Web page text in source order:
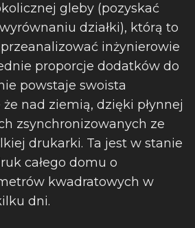
gleby (pozyskać
działki), którą to
inżynierowie
proporcje dodatków do
powstaje swoista
że nad ziemią, dzięki płynnej
zsynchronizowanych ze
drukarki. Ta jest w stanie
całego domu o
kwadratowych w
dni.